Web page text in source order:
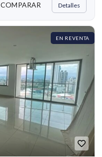
COMPARAR Detalles
EN REVENTA